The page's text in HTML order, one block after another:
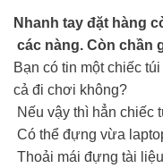
Nhanh tay đặt hàng
các nàng. Còn chần
Bạn có tin một chiếc
cả đi chơi không?
Nếu vậy thì hẳn chiếc
Có thể đựng vừa
Thoải mái đựng tài